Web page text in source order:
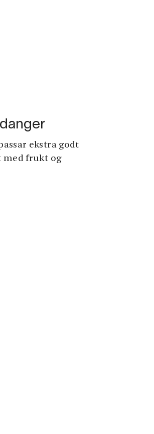
ekstra godt
med frukt og